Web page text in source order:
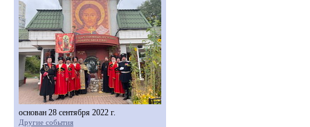
основан 28 сентября 2022 г.
Другие события